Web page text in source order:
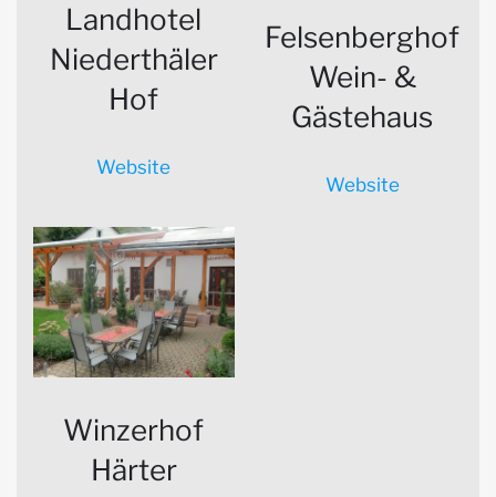
Landhotel
Niederthäler
Hof
Website
Felsenberghof
Wein- &
Gästehaus
Website
Winzerhof
Härter